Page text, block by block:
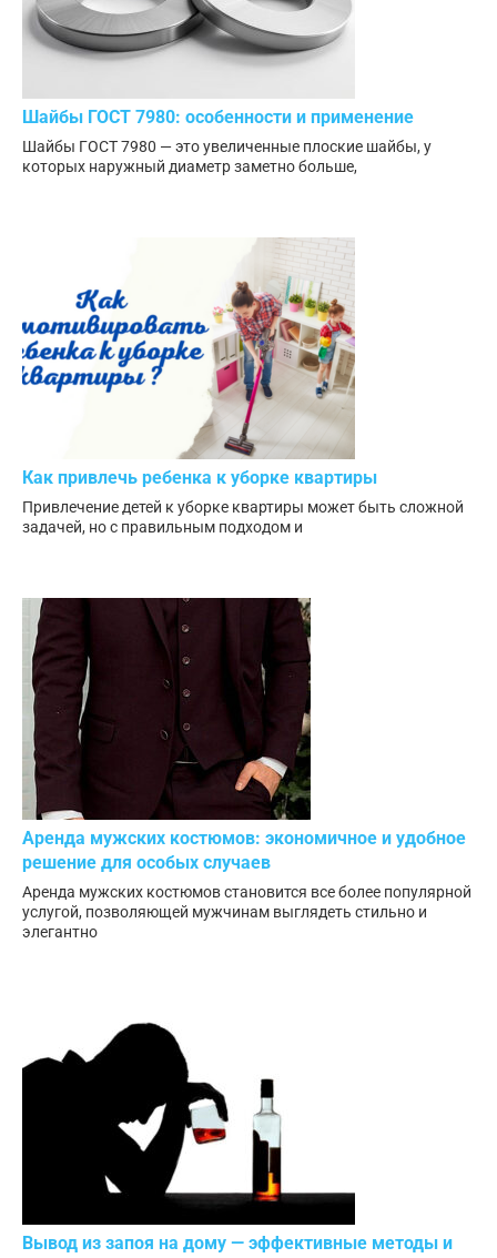
Шайбы ГОСТ 7980: особенности и применение
Шайбы ГОСТ 7980 — это увеличенные плоские шайбы, у
которых наружный диаметр заметно больше,
Как привлечь ребенка к уборке квартиры
Привлечение детей к уборке квартиры может быть сложной
задачей, но с правильным подходом и
Аренда мужских костюмов: экономичное и удобное
решение для особых случаев
Аренда мужских костюмов становится все более популярной
услугой, позволяющей мужчинам выглядеть стильно и
элегантно
Вывод из запоя на дому — эффективные методы и